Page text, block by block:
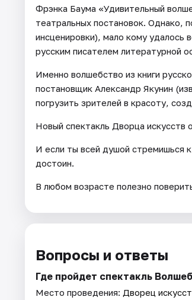
Фрэнка Баума «Удивительный
театральных постановок. Однако,
инсценировки), мало кому удалось
русским писателем литературной
Именно волшебство из книги
постановщик Александр Якунин
погрузить зрителей в красоту,
Новый спектакль Дворца искусств
И если ты всей душой стремишься
достоин.
В любом возрасте полезно
Вопросы и ответы
Где пройдет спектакль
Место проведения: Дворец